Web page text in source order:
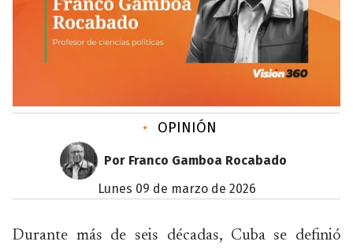
• OPINIÓN
Por Franco Gamboa Rocabado
lunes 09 de marzo de 2026
Durante más de seis décadas, Cuba se definió